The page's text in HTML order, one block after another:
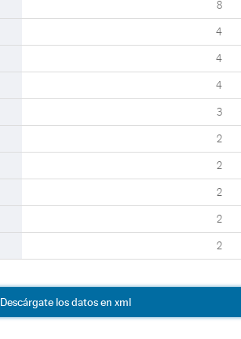
8
4
4
4
3
2
2
2
2
2
Descárgate los datos en xml